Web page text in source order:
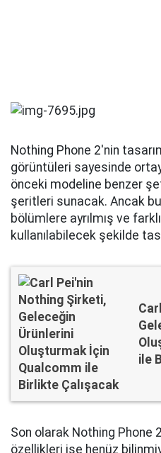
Nothing Phone 2'nin
görüntüleri sayesinde
önceki modeline benzer
şeritleri sunacak. Ancak
bölümlere ayrılmış ve
kullanılabilecek şekilde
ile
Son olarak Nothing Phone
özellikleri ise henüz